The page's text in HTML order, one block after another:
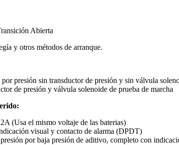
Abierta
y otros métodos de arranque.
presión sin transductor de presión y sin válvula
de presión y válvula solenoide de prueba de marcha
(Usa el mismo voltaje de las baterias)
visual y contacto de alarma (DPDT)
por baja presión de aditivo, completo con